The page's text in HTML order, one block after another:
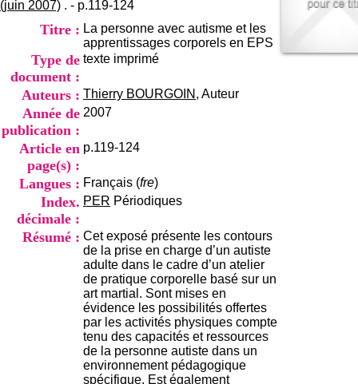
Fax:+33(0)4 37 91 54 37
Mail
(juin 2007) . - p.119-124
Titre : La personne avec autisme et les
apprentissages corporels en EPS
Type de
document :
texte imprimé
Auteurs : Thierry BOURGOIN , Auteur
Année de
publication :
2007
Article en
page(s) :
p.119-124
Langues : Français (fre)
Index.
décimale :
PER Périodiques
Résumé : Cet exposé présente les contours
de la prise en charge d’un autiste
adulte dans le cadre d’un atelier
de pratique corporelle basé sur un
art martial. Sont mises en
évidence les possibilités offertes
par les activités physiques compte
tenu des capacités et ressources
de la personne autiste dans un
environnement pédagogique
spécifique. Est également
i
n
e
t
e
D
u
e
n
t
t
i
o
n
d
u
C
R
A
R
h